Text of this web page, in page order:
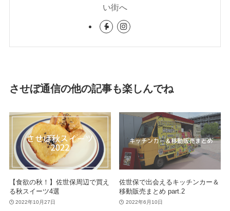
い街へ
させぼ通信の他の記事も楽しんでね
【食欲の秋！】佐世保周辺で買え
る秋スイーツ4選
2022年10月27日
佐世保で出会えるキッチンカー＆
移動販売まとめ part.2
2022年6月10日